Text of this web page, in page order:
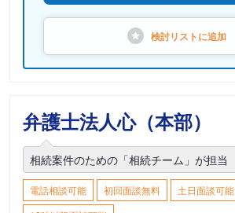
検討リストに追加
弁護士法人心（本部）
相続案件のための「相続チーム」が担当
電話相談可能 初回面談無料
土日面談可能